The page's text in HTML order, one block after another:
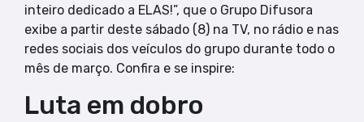
inteiro dedicado a ELAS!”, que o Grupo Difusora
exibe a partir deste sábado (8) na TV, no rádio e nas
redes sociais dos veículos do grupo durante todo o
mês de março. Confira e se inspire:
Luta em dobro